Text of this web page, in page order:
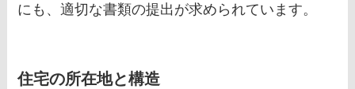
にも、適切な書類の提出が求められています。
住宅の所在地と構造